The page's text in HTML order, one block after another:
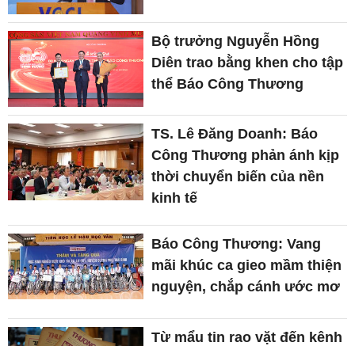
Bộ trưởng Nguyễn Hồng
Diên trao bằng khen cho tập
thể Báo Công Thương
TS. Lê Đăng Doanh: Báo
Công Thương phản ánh kịp
thời chuyển biến của nền
kinh tế
Báo Công Thương: Vang
mãi khúc ca gieo mầm thiện
nguyện, chắp cánh ước mơ
Từ mẩu tin rao vặt đến kênh